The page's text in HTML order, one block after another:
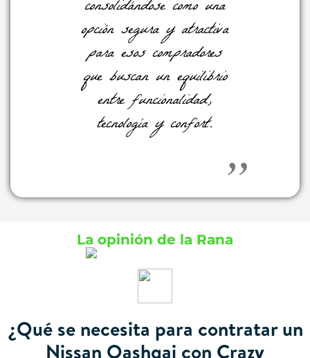
consolidándose como una
opción segura y atractiva
para esos compradores
que buscan un equilibrio
entre funcionalidad,
tecnología y confort.
La opinión de la Rana
¿Qué se necesita para contratar un
Nissan Qashqai con Crazy